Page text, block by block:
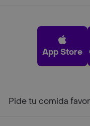
App Store
Pide tu comida